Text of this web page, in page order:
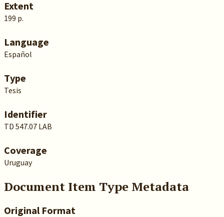
Extent
199 p.
Language
Español
Type
Tesis
Identifier
TD 547.07 LAB
Coverage
Uruguay
Document Item Type Metadata
Original Format